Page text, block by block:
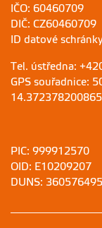
IČO: 60460709
DIČ: CZ60460709
ID datové
Tel. ústředna:
GPS souřadnice:
PIC: 999912570
OID: E10209207
DUNS: 360576495